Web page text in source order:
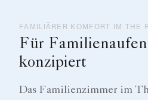
FAMILIÄRER KOMFORT IM THE
Für
konzipiert
Das Familienzimmer im